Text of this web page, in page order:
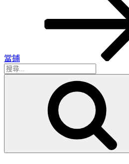
當鋪
搜